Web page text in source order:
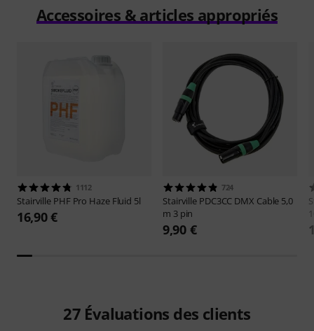
Accessoires & articles appropriés
1112
Stairville PHF Pro Haze Fluid 5l
16,90 €
724
Stairville PDC3CC DMX Cable 5,0
m 3 pin
9,90 €
27 Évaluations des clients